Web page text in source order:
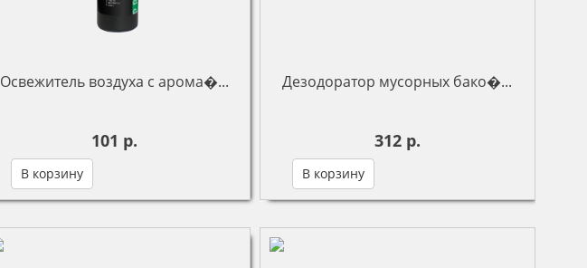
Освежитель воздуха с арома�...
101 р.
В корзину
Дезодоратор мусорных бако�...
312 р.
В корзину